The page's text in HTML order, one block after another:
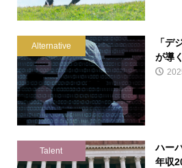
Alternative
「デ
が導
Talent
ハー
年収